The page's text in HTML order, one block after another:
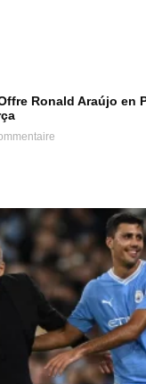
Ronald Araújo en